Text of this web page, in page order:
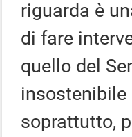
riguarda è
di fare
quello del
insostenibile
soprattutto,